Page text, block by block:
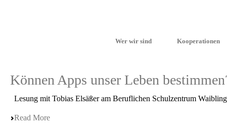
Wer wir sind Kooperationen
Können Apps unser Leben
Lesung mit Tobias Elsäßer am Beruf­li­chen Schul­zen­trum
Read More